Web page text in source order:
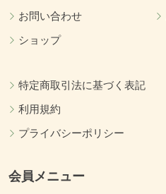
お問い合わせ
ショップ
特定商取引法に基づく表記
利用規約
プライバシーポリシー
会員メニュー